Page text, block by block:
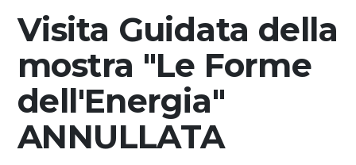
Exposition
Programme culturel
Artists in Residence
Visita Guidata della
mostra "Le Forme
dell'Energia"
ANNULLATA